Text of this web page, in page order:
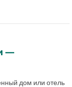
—
дом или отель